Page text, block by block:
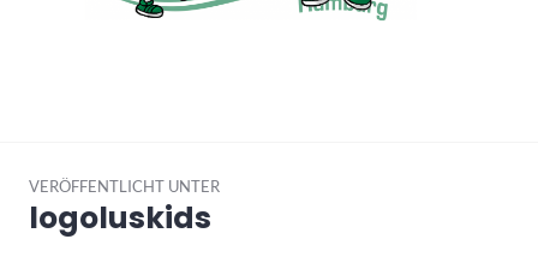
VERÖFFENTLICHT UNTER
logoluskids